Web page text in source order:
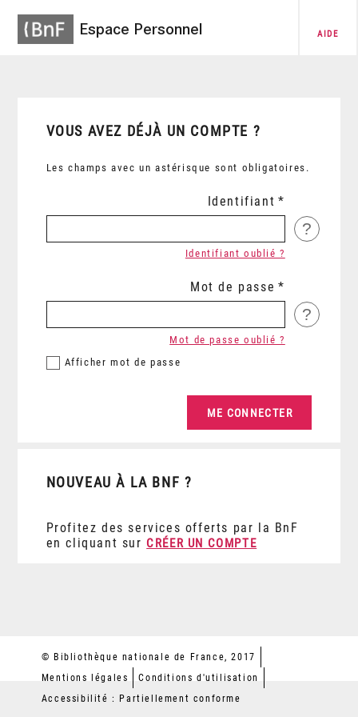
Espace Personnel AIDE
VOUS AVEZ DÉJÀ UN COMPTE ?
Les champs avec un astérisque sont obligatoires.
Identifiant
?
Identifiant oublié ?
Mot de passe
?
Afficher mot de passe
Mot de passe oublié ?
NOUVEAU À LA BNF ?
Profitez des services offerts par la BnF
en cliquant sur CRÉER UN COMPTE
© Bibliothèque nationale de France, 2017
Mentions légales
Conditions d'utilisation
Accessibilité : Partiellement conforme